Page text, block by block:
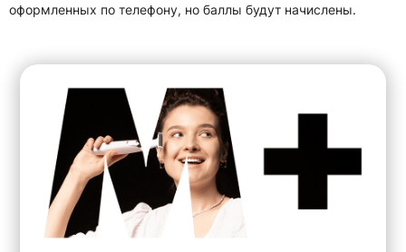
оформленных по телефону, но баллы будут начислены.